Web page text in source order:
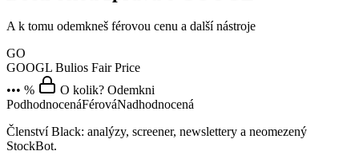
A k tomu odemkneš férovou cenu a další nástroje
GO
GOOGL Bulios Fair Price
••• %
O kolik? Odemkni
PodhodnocenáFérováNadhodnocená
Členství Black: analýzy, screener, newslettery a neomezený
StockBot.